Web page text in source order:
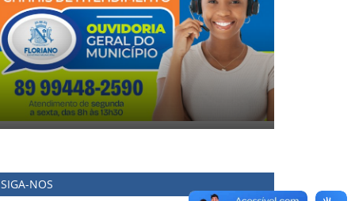
SIGA-NOS